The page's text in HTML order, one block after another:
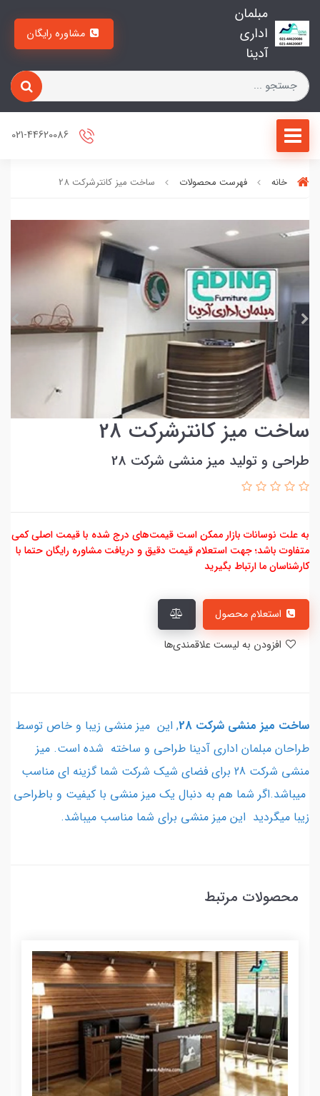
مبلمان
اداری
آدینا
خانه فهرست محصولات ساخت میز کانترشرکت 28
ساخت میز کانترشرکت 28
طراحي و توليد میز منشی شرکت 28
به علت نوسانات بازار ممکن است قیمت‌های درج شده با قیمت اصلی کمی
متفاوت باشد؛ جهت استعلام قیمت دقیق و دریافت مشاوره رایگان حتما با
کارشناسان ما ارتباط بگیرید
ساخت میز منشی شرکت 28
, این میز منشی زیبا و خاص توسط
طراحان مبلمان اداری آدینا طراحی و ساخته شده است. میز
منشی شرکت 28 برای فضای شیک شرکت شما گزینه ای مناسب
میباشد.اگر شما هم به دنبال یک میز منشی با کیفیت و باطراحی
زیبا میگردید این میز منشی برای شما مناسب میباشد.
محصولات مرتبط